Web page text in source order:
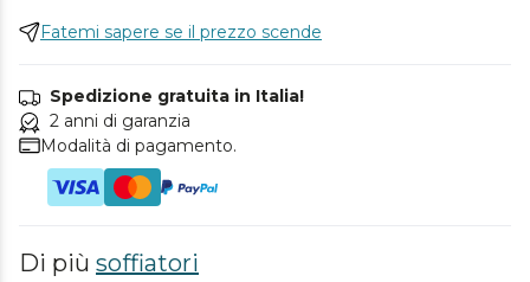
Fatemi sapere se il prezzo scende
Spedizione gratuita in Italia!
2 anni di garanzia
Modalità di pagamento.
Di più soffiatori